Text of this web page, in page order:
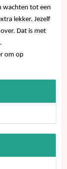
wachten tot een
lekker. Jezelf
Dat is met
om op